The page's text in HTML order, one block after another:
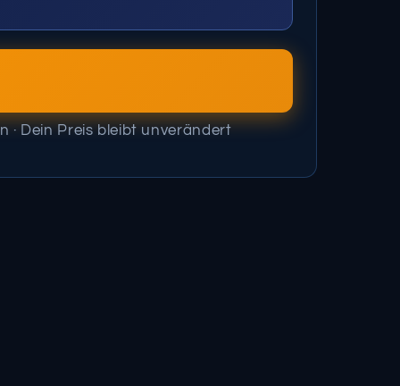
· Dein Preis bleibt unverändert